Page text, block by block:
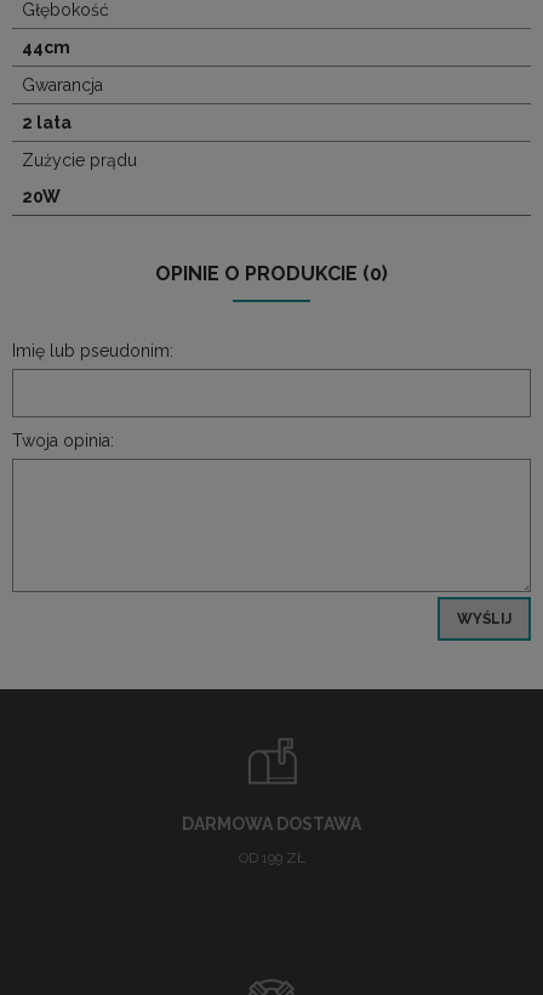
Głębokość
44cm
Gwarancja
2 lata
Zużycie prądu
20W
OPINIE O PRODUKCIE (0)
Imię lub pseudonim:
Twoja opinia:
WYŚLIJ
DARMOWA DOSTAWA
OD 199 ZŁ